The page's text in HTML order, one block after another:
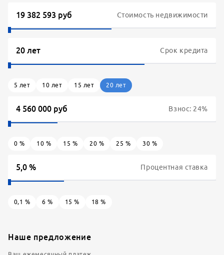
Стоимость недвижимости
Взнос: 24%
0 % 10 % 15 % 20 % 25 % 30 %
Срок кредита
5 лет 10 лет 15 лет 20 лет
Процентная ставка
0,1 % 6 % 15 % 18 %
Наше предложение